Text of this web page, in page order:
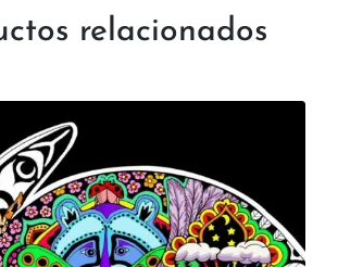
relacionados